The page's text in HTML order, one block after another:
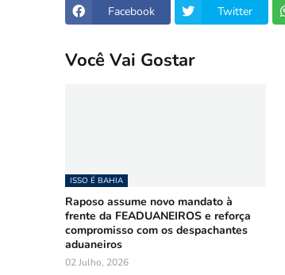
Facebook Twitter
Você Vai Gostar
ISSO É BAHIA
Raposo assume novo mandato à
frente da FEADUANEIROS e reforça
compromisso com os despachantes
aduaneiros
02 Julho, 2026